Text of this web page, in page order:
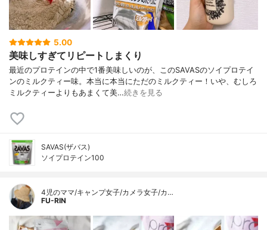
5.00
美味しすぎてリピートしまくり
最近のプロテインの中で1番美味しいのが、このSAVASのソイプロテイ
ンのミルクティー味。本当に本当にただのミルクティー！いや、むしろ
ミルクティーよりもあまくて美…続きを見る
SAVAS(ザバス)
ソイプロテイン100
4児のママ/キャンプ女子/カメラ女子/カ…
FU-RIN